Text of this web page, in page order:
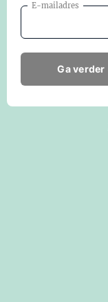
E-mailadres
Ga verder